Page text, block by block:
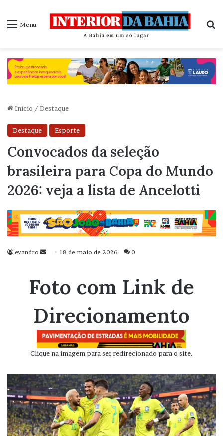
Menu
Início / Destaque
Destaque Esporte
Convocados da seleção
brasileira para Copa do Mundo
2026: veja a lista de Ancelotti
evandro
Mande
mail
18 de maio de 2026 0
Foto com Link de
Direcionamento
Clique na imagem para ser redirecionado para o site.